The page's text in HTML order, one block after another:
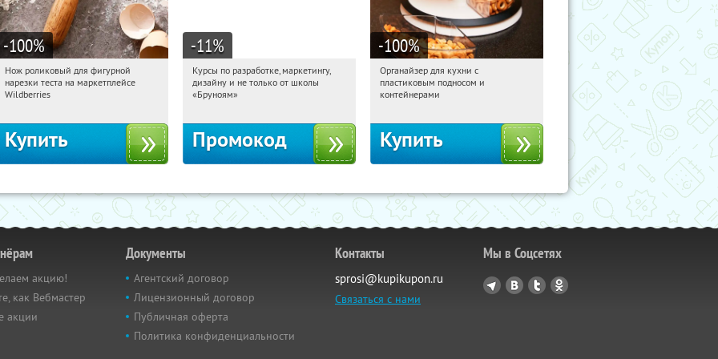
-100%
05:02:04 Получили:
Россия
Нож роликовый для фигурной
нарезки теста на маркетплейсе
Wildberries
Купить
-11%
05:02:04
Получи первым!
Россия
Курсы по разработке, маркетингу,
дизайну и не только от школы
«Бруноям»
Промокод
-100%
05:02:04 Получили:
Россия
Органайзер для кухни с
пластиковым подносом и
контейнерами
Купить
акцию!
как Вебмастер
акции
Документы
Агентский договор
Лицензионный договор
Публичная оферта
Политика конфиденциальности
Контакты
sprosi@kupikupon.ru
Связаться с нами
Мы в Соцсетях